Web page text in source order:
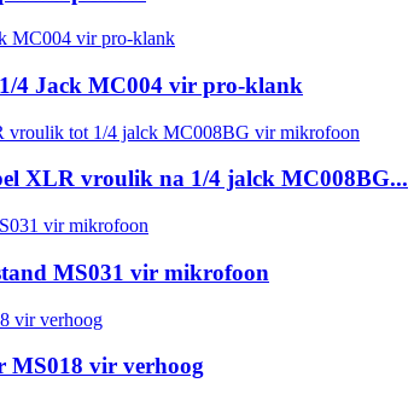
4 Jack MC004 vir pro-klank
XLR vroulik na 1/4 jalck MC008BG...
MS031 vir mikrofoon
MS018 vir verhoog